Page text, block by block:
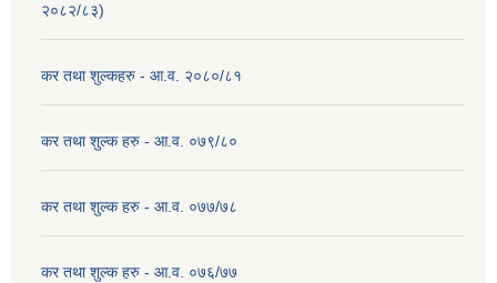
२०८२/८३)
कर तथा शुल्कहरु - आ.व. २०८०/८१
कर तथा शुल्क हरु - आ.व. ०७९/८०
कर तथा शुल्क हरु - आ.व. ०७७/७८
कर तथा शुल्क हरु - आ.व. ०७६/७७